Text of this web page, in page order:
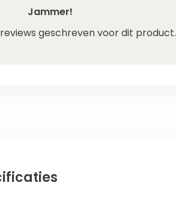
Jammer!
geschreven voor dit product.